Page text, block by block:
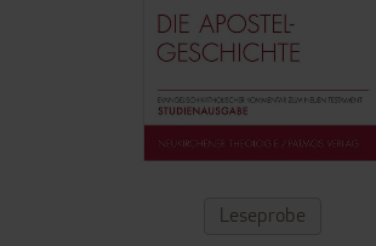
ZUM
ANFANG
Leseprobe